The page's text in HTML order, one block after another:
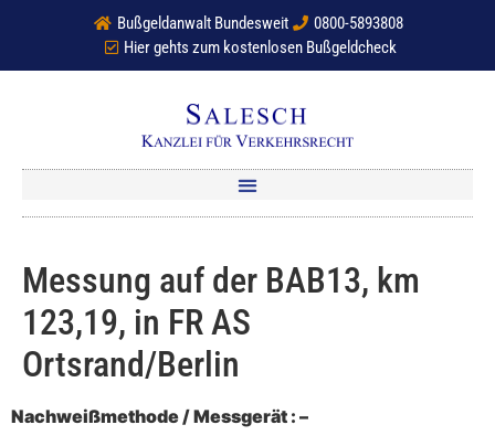
Bußgeldanwalt Bundesweit
0800-5893808
Hier gehts zum kostenlosen Bußgeldcheck
Messung auf der BAB13, km
123,19, in FR AS
Ortsrand/Berlin
Nachweißmethode / Messgerät : –